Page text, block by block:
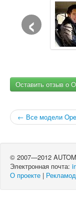
‹
Оставить отзыв о
← Все модели
© 2007—2012
Электронная почта:
О проекте |